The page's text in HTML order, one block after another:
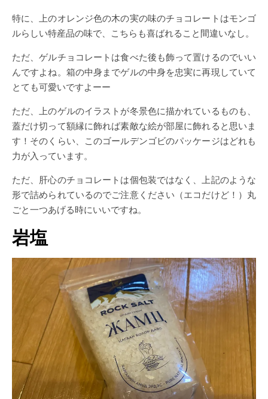
特に、上のオレンジ色の木の実の味のチョコレートはモンゴ
ルらしい特産品の味で、こちらも喜ばれること間違いなし。
ただ、ゲルチョコレートは食べた後も飾って置けるのでいい
んですよね。箱の中身までゲルの中身を忠実に再現していて
とても可愛いですよーー
ただ、上のゲルのイラストが冬景色に描かれているものも、
蓋だけ切って額縁に飾れば素敵な絵が部屋に飾れると思いま
す！そのくらい、このゴールデンゴビのパッケージはどれも
力が入っています。
ただ、肝心のチョコレートは個包装ではなく、上記のような
形で詰められているのでご注意ください（エコだけど！）丸
ごと一つあげる時にいいですね。
岩塩